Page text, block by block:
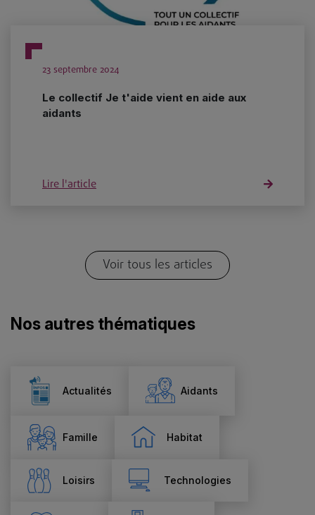
23 septembre 2024
Le collectif Je t'aide vient en aide aux
aidants
Lire l'article
Voir tous les articles
Nos autres thématiques
Actualités Aidants
Famille Habitat
Loisirs Technologies